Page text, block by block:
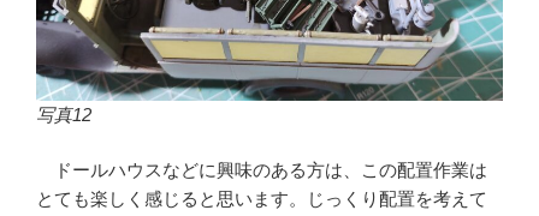
写真12
ドールハウスなどに興味のある方は、この配置作業は
とても楽しく感じると思います。じっくり配置を考えて